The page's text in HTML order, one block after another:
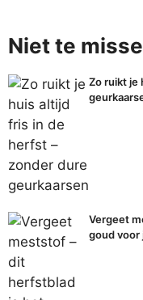
Niet te
Zo ruikt je
Vergeet
goud voor